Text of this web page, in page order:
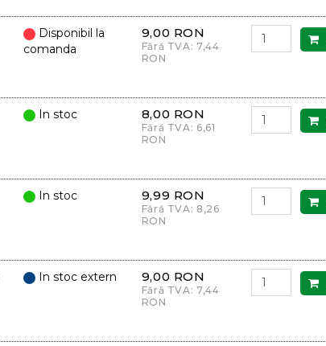
Disponibil la
comanda
9,00 RON
Fără TVA: 7,44
RON
In stoc 8,00 RON
Fără TVA: 6,61
RON
In stoc 9,99 RON
Fără TVA: 8,26
RON
In stoc extern 9,00 RON
Fără TVA: 7,44
RON